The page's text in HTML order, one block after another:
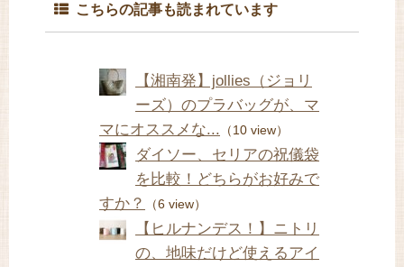
こちらの記事も読まれています
【湘南発】jollies（ジョリ
ーズ）のプラバッグが、マ
マにオススメな... （10 view）
ダイソー、セリアの祝儀袋
を比較！どちらがお好みで
すか？
（6 view）
【ヒルナンデス！】ニトリ
の、地味だけど使えるアイ